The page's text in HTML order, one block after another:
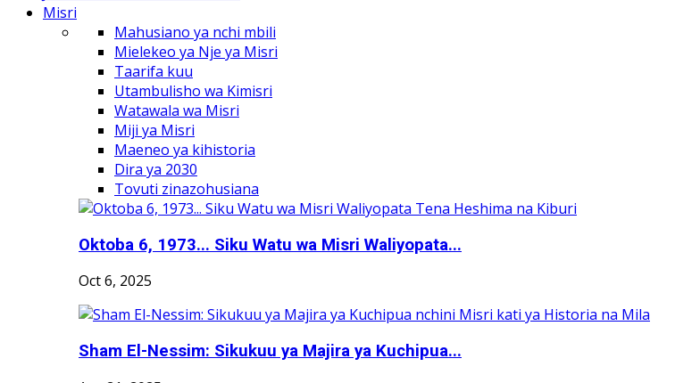
Misri
Mahusiano ya nchi mbili
Mielekeo ya Nje ya Misri
Taarifa kuu
Utambulisho wa Kimisri
Watawala wa Misri
Miji ya Misri
Maeneo ya kihistoria
Dira ya 2030
Tovuti zinazohusiana
Oktoba 6, 1973... Siku Watu wa Misri Waliyopata...
Oct 6, 2025
Sham El-Nessim: Sikukuu ya Majira ya Kuchipua...